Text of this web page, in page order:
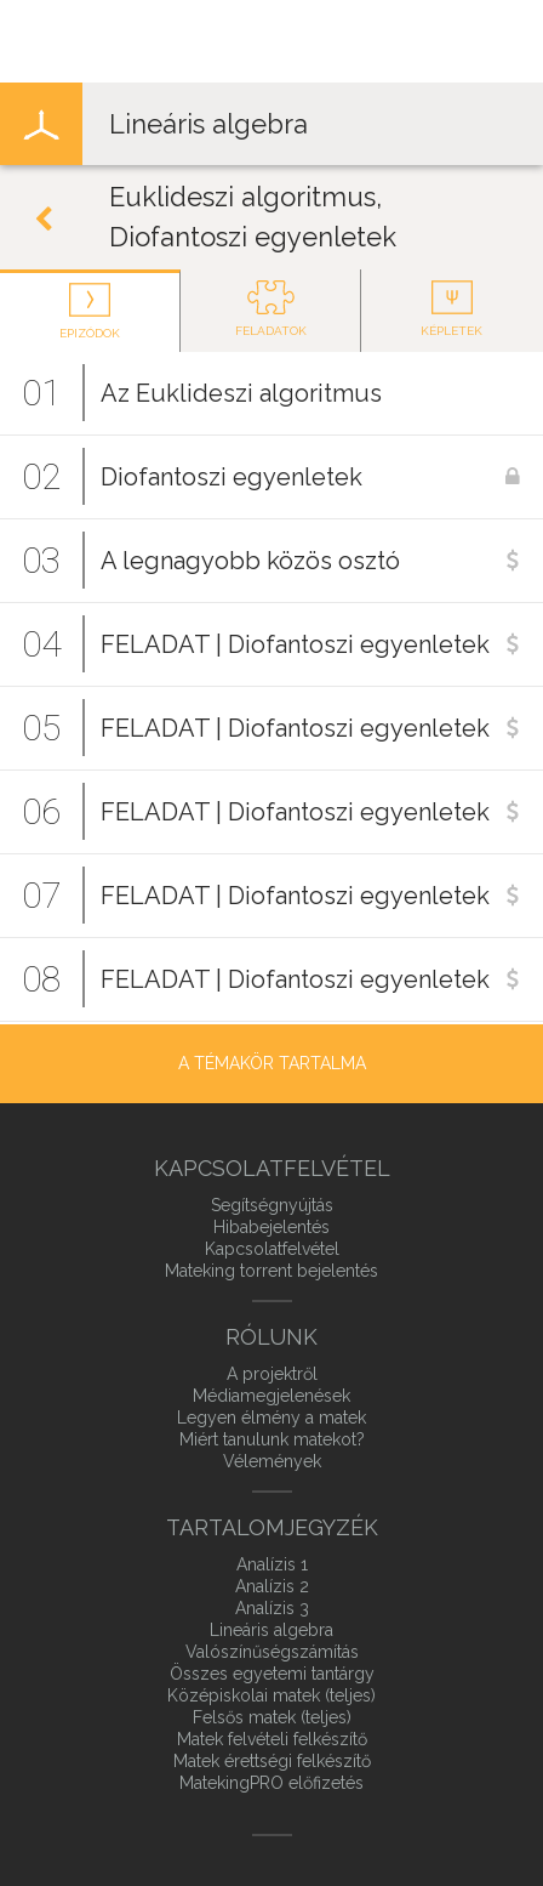
Lineáris algebra
Euklideszi algoritmus,
Diofantoszi egyenletek
EPIZÓDOK FELADATOK KÉPLETEK
01 Az Euklideszi algoritmus
02 Diofantoszi egyenletek
03 A legnagyobb közös osztó
04 FELADAT | Diofantoszi egyenletek
05 FELADAT | Diofantoszi egyenletek
06 FELADAT | Diofantoszi egyenletek
07 FELADAT | Diofantoszi egyenletek
08 FELADAT | Diofantoszi egyenletek
A TÉMAKÖR TARTALMA
KAPCSOLATFELVÉTEL
Segítségnyújtás
Hibabejelentés
Kapcsolatfelvétel
Mateking torrent bejelentés
RÓLUNK
A projektről
Médiamegjelenések
Legyen élmény a matek
Miért tanulunk matekot?
Vélemények
TARTALOMJEGYZÉK
Analízis 1
Analízis 2
Analízis 3
Lineáris algebra
Valószínűségszámítás
Összes egyetemi tantárgy
Középiskolai matek (teljes)
Felsős matek (teljes)
Matek felvételi felkészítő
Matek érettségi felkészítő
MatekingPRO előfizetés